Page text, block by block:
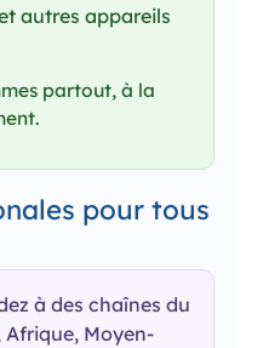
autres appareils
partout, à la
pour tous
à des chaînes du
Afrique, Moyen-